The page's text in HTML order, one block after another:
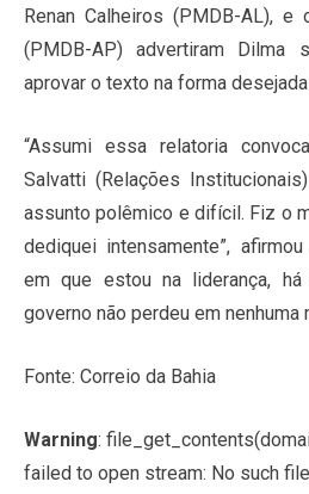
Renan Calheiros (PMDB-AL),
(PMDB-AP) advertiram Dilma
aprovar o texto na forma
“Assumi essa relatoria
Salvatti (Relações
assunto polêmico e difícil. Fiz o
dediquei intensamente”,
em que estou na liderança,
governo não perdeu em nenhuma
Fonte: Correio da Bahia
Warning:
failed to open stream: No such